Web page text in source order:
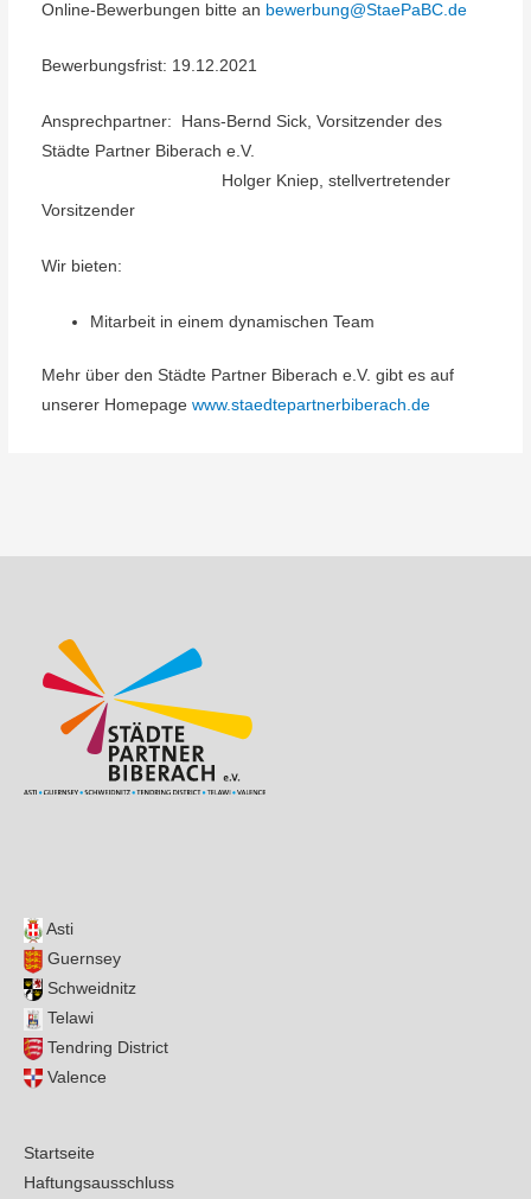
Online-Bewerbungen bitte an bewerbung@StaePaBC.de
Bewerbungsfrist: 19.12.2021
Ansprechpartner: Hans-Bernd Sick, Vorsitzender des
Städte Partner Biberach e.V.
Holger Kniep, stellvertretender
Vorsitzender
Wir bieten:
Mitarbeit in einem dynamischen Team
Mehr über den Städte Partner Biberach e.V. gibt es auf
unserer Homepage www.staedtepartnerbiberach.de
Asti
Guernsey
Schweidnitz
Telawi
Tendring District
Valence
Startseite
Haftungsausschluss